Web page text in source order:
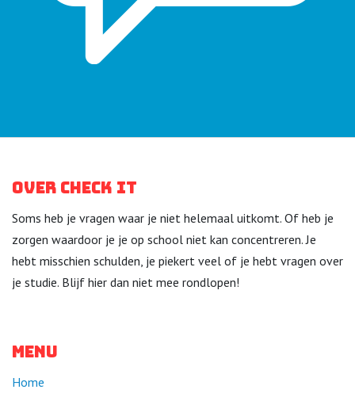
Over Check it
Soms heb je vragen waar je niet helemaal uitkomt. Of heb je
zorgen waardoor je je op school niet kan concentreren. Je
hebt misschien schulden, je piekert veel of je hebt vragen over
je studie. Blijf hier dan niet mee rondlopen!
Menu
Home